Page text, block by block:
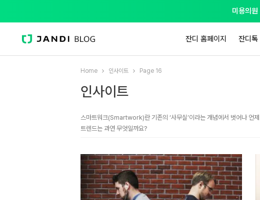
미용의
잔디 홈페이지 잔디톡
Home 인사이트 Page 16
인사이트
스마트워크(Smartwork)란 기존의 ‘사무실’이라는 개념에서 벗어나
트렌드는 과연 무엇일까요?